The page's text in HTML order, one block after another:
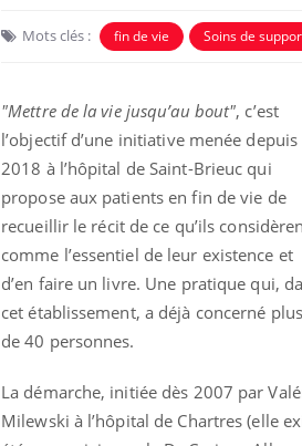
Mots clés : fin de vie Soins de
"Mettre de la vie jusqu’au bout", c’est
l’objectif d’une initiative menée depuis
2018 à l’hôpital de Saint-Brieuc qui
propose aux patients en fin de vie de
recueillir le récit de ce qu’ils
comme l’essentiel de leur existence et
d’en faire un livre. Une pratique qui,
cet établissement, a déjà concerné plus
de 40 personnes.
La démarche, initiée dès 2007 par
Milewski à l’hôpital de Chartres (elle
Éclipse solaire du 12 août
: “Des verres adaptés,
c'est indispensable pour
la santé des yeux”
Les troubles du sommeil
modifient votre cerveau !
sensible ou simplement
très empathique ?